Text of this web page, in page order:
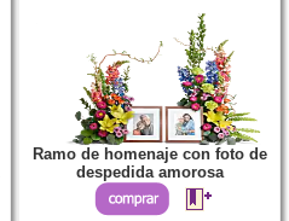
Ramo de homenaje con foto de
despedida amorosa